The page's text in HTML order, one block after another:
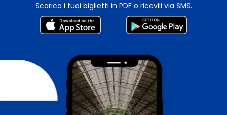
Scarica i tuoi biglietti in PDF o ricevili via SMS.